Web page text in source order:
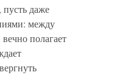
пусть даже
между
полагает